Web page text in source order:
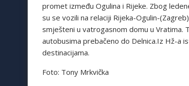
promet između Ogulina i Rijeke. Zbog
su se vozili na relaciji Rijeka-Ogulin-
smješteni u vatrogasnom domu u Vratima.
autobusima prebačeno do Delnica.Iz Hž-a
destinacijama.
Foto: Tony Mrkvička